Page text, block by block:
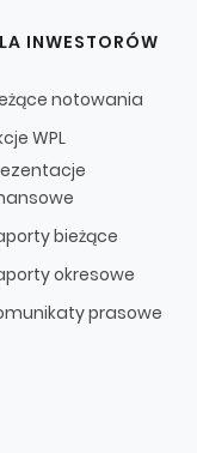
INWESTORÓW
notowania
WPL
bieżące
okresowe
prasowe